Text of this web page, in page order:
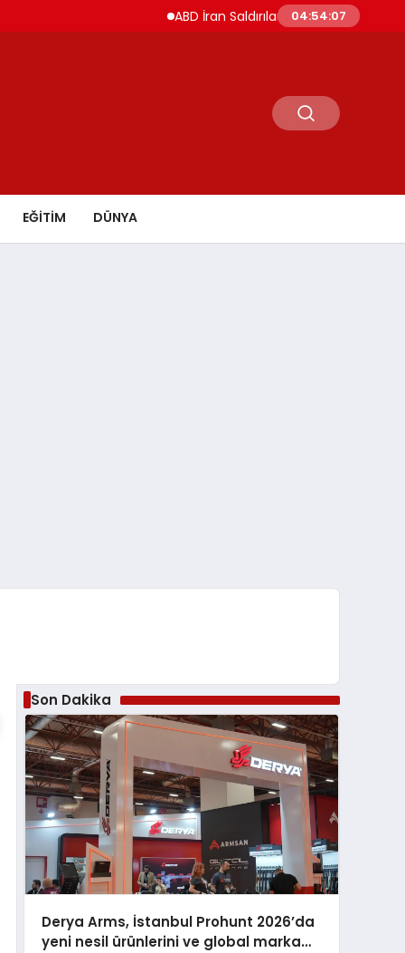
ABD İran Saldırılarını Askıya Aldı Hürmüz ve
04:54:08
EĞİTİM DÜNYA
Son Dakika
Derya Arms, İstanbul Prohunt 2026’da
yeni nesil ürünlerini ve global marka